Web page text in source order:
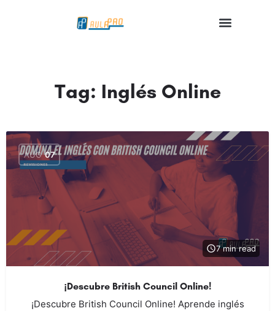
Tag: Inglés Online
AUG 07
7 min read
¡Descubre British Council Online!
¡Descubre British Council Online! Aprende inglés